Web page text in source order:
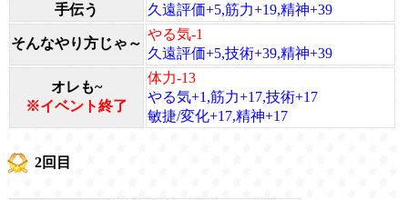
手伝う 久遠評価+5,筋力+19,精神+39
そんなやり方じゃ～
やる気-1
久遠評価+5,技術+39,精神+39
オレも~
※イベント終了
体力-13
やる気+1,筋力+17,技術+17
敏捷/変化+17,精神+17
2回目